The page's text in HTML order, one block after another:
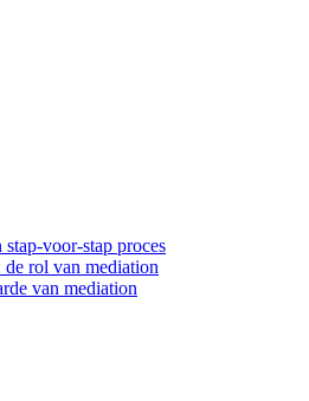
voor-stap proces
rol van mediation
van mediation